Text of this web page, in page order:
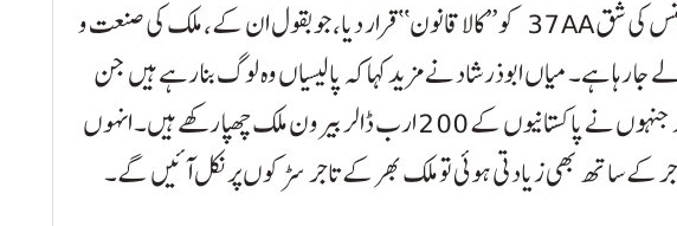
ہے۔ انہوں نے انکم ٹیکس آرڈیننس کی شق 37AA کو ’’کالا قانون‘‘ قرار دیا، جو بقول ان کے، ملک کی صنعت و
رہا ہے۔ میاں ابوذر شاد نے مزید کہا کہ پالیسیاں وہ لوگ بنا رہے ہیں جن
کے پاس دوہری شہریت ہے اور جنہوں نے پاکستانیوں کے 200 ارب ڈالر بیرون ملک چھپا رکھے ہیں۔ انہوں
کے ساتھ بھی زیادتی ہوئی تو ملک بھر کے تاجر سڑکوں پر نکل آئیں گے۔